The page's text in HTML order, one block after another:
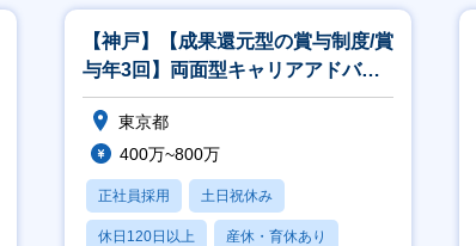
【神戸】【成果還元型の賞与制度/賞
与年3回】両面型キャリアアドバイ
ザー
東京都
400万~800万
正社員採用 土日祝休み
休日120日以上 産休・育休あり